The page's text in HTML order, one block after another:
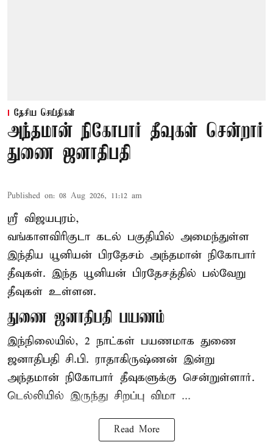
தேசிய செய்திகள்
அந்தமான் நிகோபார் தீவுகள் சென்றார்
துணை ஜனாதிபதி
Published on: 08 Aug 2026, 11:12 am
ஸ்ரீ விஜயபுரம்,
வங்காளவிரிகுடா கடல் பகுதியில் அமைந்துள்ள
இந்திய யூனியன் பிரதேசம் அந்தமான் நிகோபார்
தீவுகள். இந்த யூனியன் பிரதேசத்தில் பல்வேறு
தீவுகள் உள்ளன.
துணை ஜனாதிபதி பயணம்
இந்நிலையில், 2 நாட்கள் பயணமாக துணை
ஜனாதிபதி சி.பி. ராதாகிருஷ்ணன் இன்று
அந்தமான் நிகோபார் தீவுகளுக்கு சென்றுள்ளார்.
டெல்லியில் இருந்து சிறப்பு விமா ...
Read More